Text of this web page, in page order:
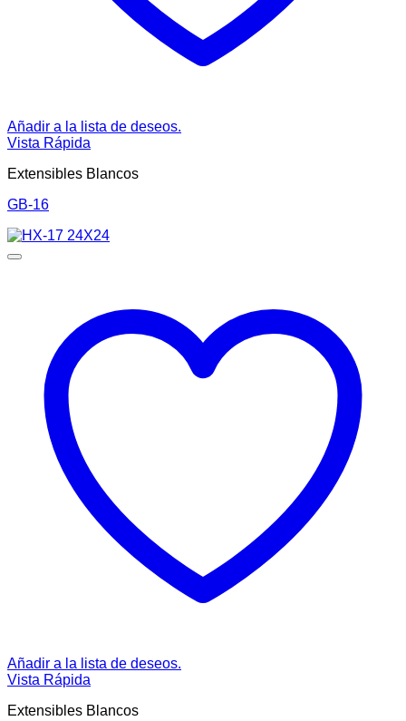
Añadir a la lista de deseos.
Vista Rápida
Extensibles Blancos
GB-16
Añadir a la lista de deseos.
Vista Rápida
Extensibles Blancos